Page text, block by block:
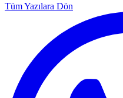
Tüm Yazılara Dön